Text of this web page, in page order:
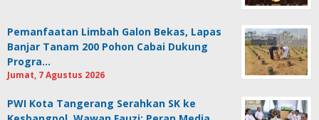
Pemanfaatan Limbah Galon Bekas, Lapas
Banjar Tanam 200 Pohon Cabai Dukung
Progra…
Jumat, 7 Agustus 2026
PWI Kota Tangerang Serahkan SK ke